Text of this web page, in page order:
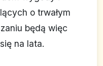
o trwałym
będą więc
na lata.